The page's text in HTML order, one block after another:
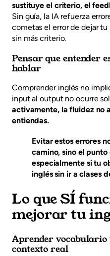
sustituye el criterio, el
Sin guía, la IA refuerza
cometas el error de dejar tu
sin más criterio.
Pensar que entender
hablar
Comprender inglés no
input al output no ocurre
activamente, la fluidez no
entiendas.
Evitar estos errores
camino, sino el
especialmente si tu
inglés sin ir a clases
Lo que SÍ
mejorar tu
Aprender
contexto real